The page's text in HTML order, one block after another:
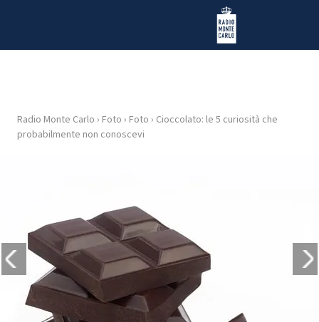
Radio Monte Carlo
HOME
RADIO
PLAYLIST
NEWS
Radio Monte Carlo › Foto › Foto › Cioccolato: le 5 curiosità che
probabilmente non conoscevi